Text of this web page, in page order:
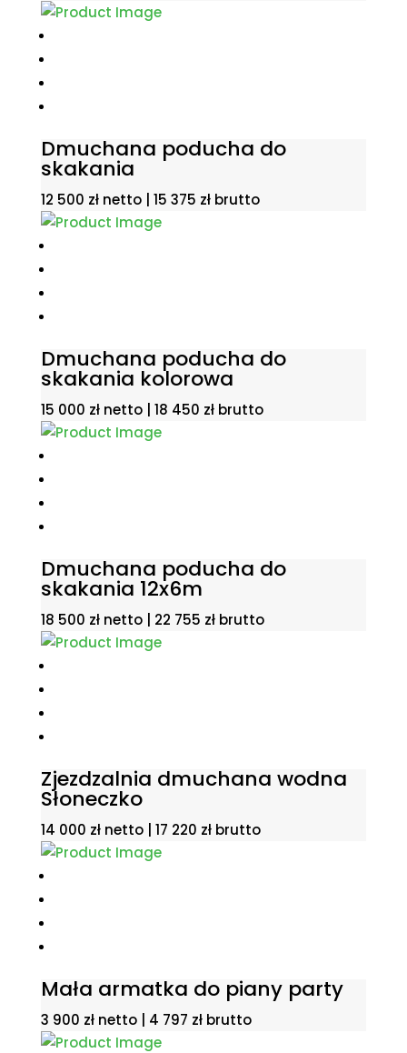
Dmuchana poducha do
skakania
12 500 zł netto | 15 375 złbrutto
Dmuchana poducha do
skakania kolorowa
15 000 zł netto | 18 450 złbrutto
Dmuchana poducha do
skakania 12x6m
18 500 zł netto | 22 755 złbrutto
Zjezdzalnia dmuchana wodna
Słoneczko
14 000 zł netto | 17 220 złbrutto
Mała armatka do piany party
3 900 zł netto | 4 797 złbrutto